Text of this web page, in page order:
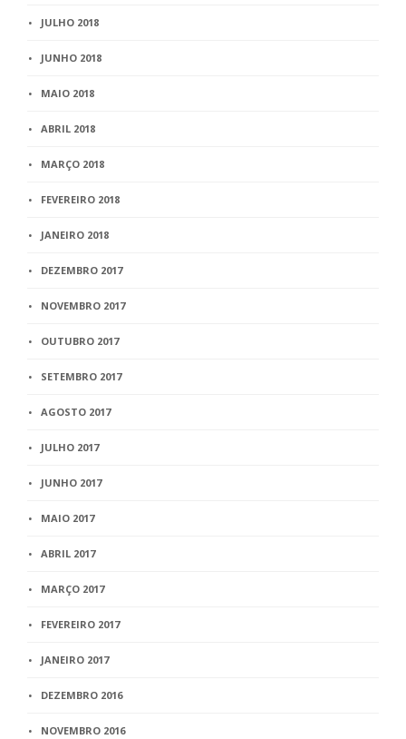
JULHO 2018
JUNHO 2018
MAIO 2018
ABRIL 2018
MARÇO 2018
FEVEREIRO 2018
JANEIRO 2018
DEZEMBRO 2017
NOVEMBRO 2017
OUTUBRO 2017
SETEMBRO 2017
AGOSTO 2017
JULHO 2017
JUNHO 2017
MAIO 2017
ABRIL 2017
MARÇO 2017
FEVEREIRO 2017
JANEIRO 2017
DEZEMBRO 2016
NOVEMBRO 2016